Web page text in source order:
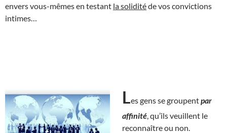
envers vous-mêmes en testant la soliditéde vos convictions
intimes…
Les gens se groupentpar
affinité , qu’ils veuillent le
reconnaître ou non.